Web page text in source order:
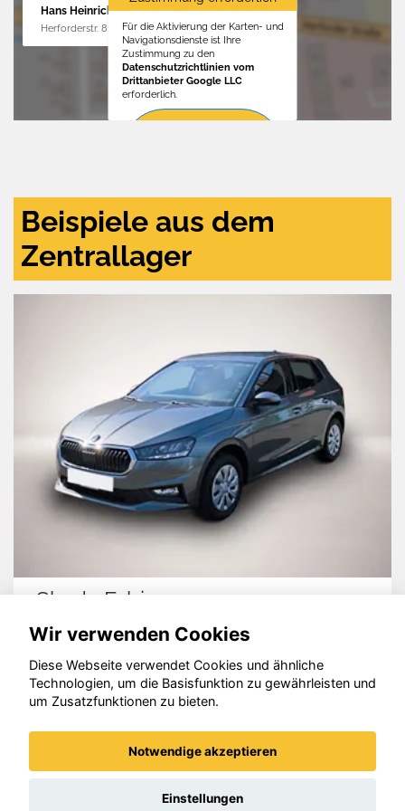
Hans Heinrichs GmbH
Herforderstr. 81, 32657 LemgoFür die Aktivierung der Karten- und
Navigationsdienste ist Ihre
Zustimmung zu den
Datenschutzrichtlinien vom
Drittanbieter Google LLC
erforderlich.
Beispiele aus dem
Zentrallager
© konjunkturmotor.de GmbH 2020 - 2026
Wir verwenden Cookies
Diese Webseite verwendet Cookies und ähnliche
Technologien, um die Basisfunktion zu gewährleisten und
um Zusatzfunktionen zu bieten.
Notwendige akzeptieren
Einstellungen